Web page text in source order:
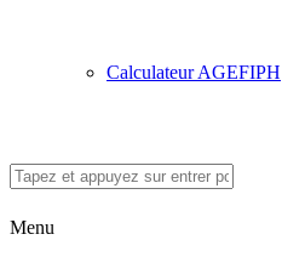
Calculateur AGEFIPH
Menu